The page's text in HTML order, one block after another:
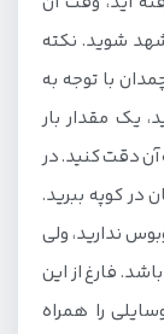
شوید. نکته
با توجه به
یک مقدار بار
آن دقت کنید. در
در کوپه ببرید.
ندارید، ولی
فارغ از این
را همراه